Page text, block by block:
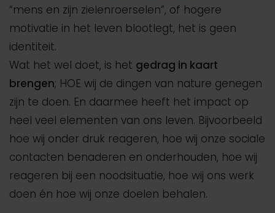
“mens en zijn zielenroerselen”, of hogere
motivatie in het leven blootlegt, het is geen
identiteit.
Wat het wel doet, is het gedrag in kaart
brengen; HOE wij de dingen van nature genegen
zijn te doen. En daarmee heeft het impact op
heel veel elementen van ons leven. Bijvoorbeeld
hoe wij onder druk reageren, hoe wij onze sociale
contacten benaderen en onderhouden, hoe wij
reageren bij een noodsituatie, hoe wij ons werk
doen én hoe wij onze doelen behalen.